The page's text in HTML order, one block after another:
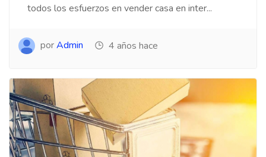
todos los esfuerzos en vender casa en inter...
porAdmin 4 años hace